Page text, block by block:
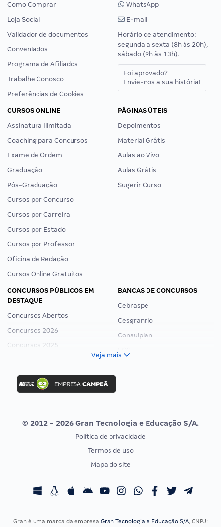
Como Comprar
Loja Social
Validador de documentos
Conveniados
Programa de Afiliados
Trabalhe Conosco
Preferências de Cookies
WhatsApp
E-mail
Horário de atendimento:
segunda a sexta (8h às 20h),
sábado (9h às 13h).
Foi aprovado?
Envie-nos a sua história!
CURSOS ONLINE
Assinatura Ilimitada
Coaching para Concursos
Exame de Ordem
Graduação
Pós-Graduação
Cursos por Concurso
Cursos por Carreira
Cursos por Estado
Cursos por Professor
Oficina de Redação
Cursos Online Gratuitos
PÁGINAS ÚTEIS
Depoimentos
Material Grátis
Aulas ao Vivo
Aulas Grátis
Sugerir Curso
CONCURSOS PÚBLICOS EM
DESTAQUE
Concursos Abertos
Concursos 2026
Concursos 2025
Concurso Ibama
Concurso MPU
Editais publicados
BANCAS DE CONCURSOS
Cebraspe
Cesgranrio
Consulplan
Vunesp
CONCURSOS POR PROFISSÃO
Concursos Fiscais
EXAME DE ORDEM
Calendário OAB
Veja mais
© 2012 - 2026 Gran Tecnologia e Educação S/A.
Política de privacidade
Termos de uso
Mapa do site
Gran é uma marca da empresa Gran Tecnologia e Educação S/A, CNPJ: